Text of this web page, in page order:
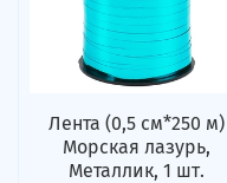
Лента (0,5 см*250 м)
Морская лазурь,
Металлик, 1 шт.